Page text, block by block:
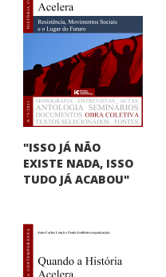
"ISSO JÁ NÃO
EXISTE NADA, ISSO
TUDO JÁ ACABOU"